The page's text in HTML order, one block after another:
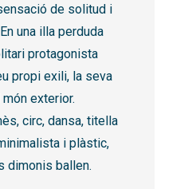
de solitud i
una illa perduda
protagonista
propi exili, la seva
exterior.
circ, dansa, titella
i plàstic,
dimonis ballen.